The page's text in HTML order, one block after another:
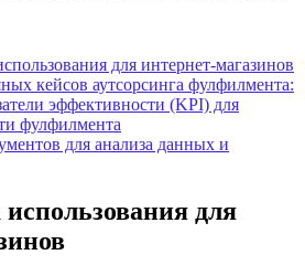
для интернет-магазинов
кейсов аутсорсинга фулфилмента:
эффективности (KPI) для
фулфилмента
для анализа данных и
для